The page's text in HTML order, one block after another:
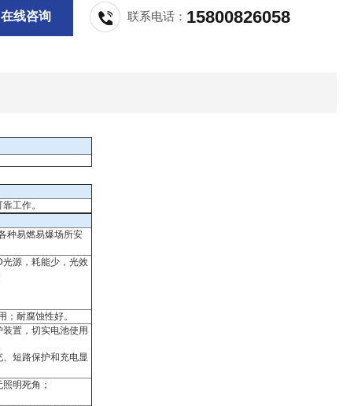
在线咨询 联系电话： 15800826058
工作。
种易燃易爆场所安
源，耗能少，光效
耐腐蚀性好。
置，切实电池使用
短路保护和充电显
明死角；